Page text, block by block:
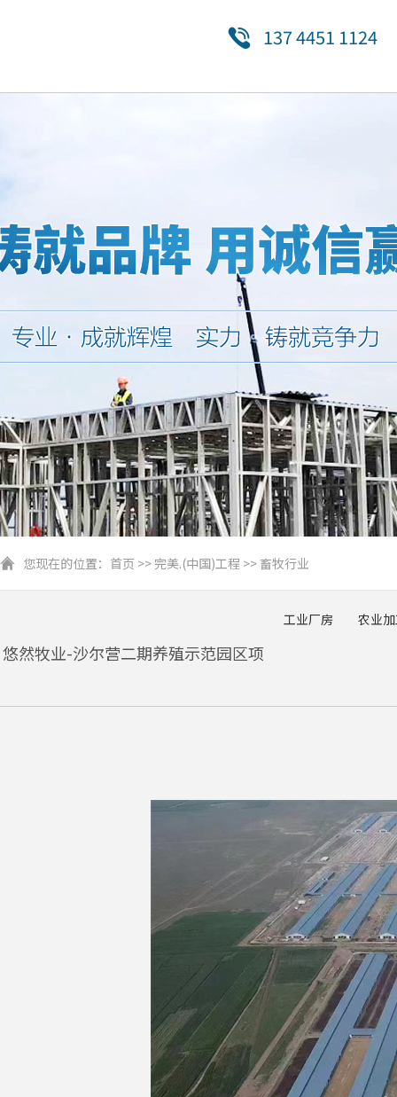
137 4451 1124
您现在的位置： 首页 >> 完美.(中国)工程 >> 畜牧行业
工业厂房 农业
悠然牧业-沙尔营二期养殖示范园区项